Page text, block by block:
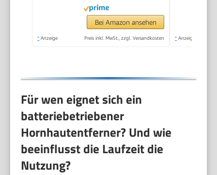
Meeresmineralien
Rolle für präzise
Ergebnisse,1 Gerät
Bei Amazon ansehen
* Anzeige Preis inkl. MwSt., zzgl. Versandkosten * Anzeige
Für wen eignet sich ein
batteriebetriebener
Hornhautentferner? Und wie
beeinflusst die Laufzeit die
Nutzung?